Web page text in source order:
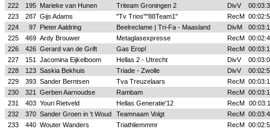
222
195 Marieke van Hunen Triteam Groningen 2 DivV
223
287 Gijs Adams "Tv Trios""88Team1" RecM
224
97 Pieter Aaldring Beelreclame | Tri-Fa - Maasland DivM
225
469 Ardy Brouwer Metaglasexpresse RecM
226
426 Gerard van de Grift Gas Erop! RecM
227
151 Jacomina Eijkelboom Hellas 2 - Utrecht DivV
228
123 Saskia Bekhuis Triade - Zwolle DivV
229
393 Sander Berntsen Tva Treuzelaars RecM
230
321 Gerben Aarnoudse Rambam RecM
231
403 Youri Rietveld Hellas Generatie'12 RecM
232
370 Sander Groen in 't Woud Teamnaam Volgt RecM
233
440 Wouter Wanders Triathliemmmr RecM